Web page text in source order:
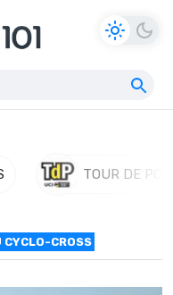
TOUR DE
CYCLO-CROSS